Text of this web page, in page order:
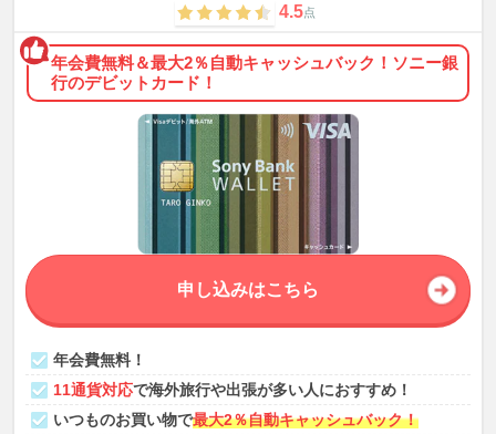
4.5点
年会費無料＆最大2％自動キャッシュバック！ソニー銀
行のデビットカード！
年会費無料！
11通貨対応で海外旅行や出張が多い人におすすめ！
いつものお買い物で最大2％自動キャッシュバック！
申し込みはこちら